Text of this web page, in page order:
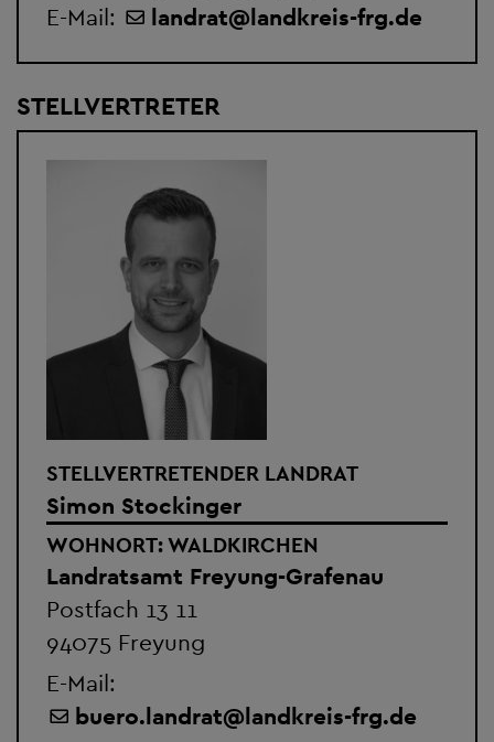
E-Mail:
landrat@landkreis-frg.de
STELLVERTRETER
STELLVERTRETENDER LANDRAT
Simon Stockinger
WOHNORT: WALDKIRCHEN
Landratsamt Freyung-Grafenau
Postfach 13 11
94075 Freyung
E-Mail:
buero.landrat@landkreis-frg.de